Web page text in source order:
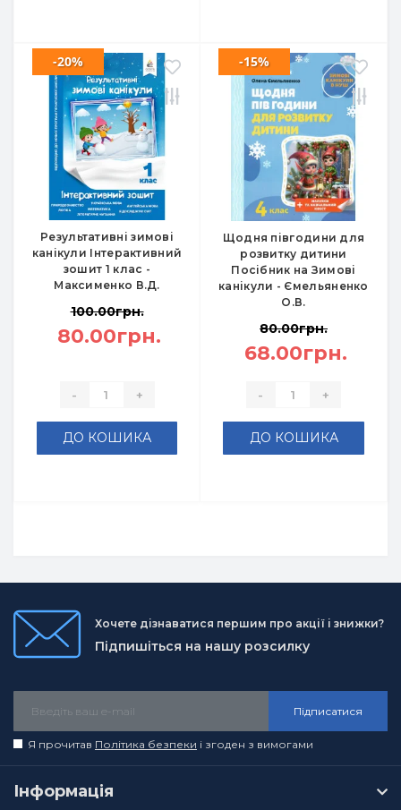
Результативні зимові
канікули Інтерактивний
зошит 1 клас -
Максименко В.Д.
-20%
100.00грн.
80.00грн.
- +
ДО КОШИКА
Щодня півгодини для
розвитку дитини
Посібник на Зимові
канікули - Ємельяненко
О.В.
-15%
80.00грн.
68.00грн.
- +
ДО КОШИКА
Хочете дізнаватися першим про акції і знижки?
Підпишіться на нашу розсилку
Підписатися
Я прочитав Політика безпеки і згоден з вимогами
Інформація